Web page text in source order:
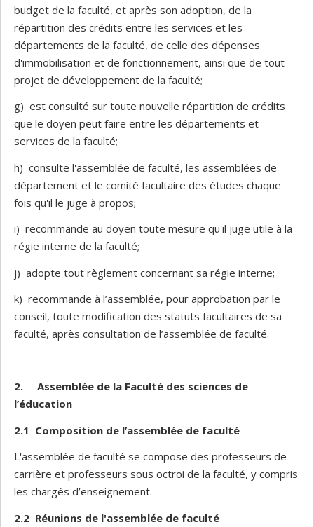
budget de la faculté, et après son adoption, de la
répartition des crédits entre les services et les
départements de la faculté, de celle des dépenses
d'immobilisation et de fonctionnement, ainsi que de tout
projet de développement de la faculté;
g) est consulté sur toute nouvelle répartition de crédits
que le doyen peut faire entre les départements et
services de la faculté;
h) consulte l'assemblée de faculté, les assemblées de
département et le comité facultaire des études chaque
fois qu'il le juge à propos;
i) recommande au doyen toute mesure qu'il juge utile à la
régie interne de la faculté;
j) adopte tout règlement concernant sa régie interne;
k) recommande à l’assemblée, pour approbation par le
conseil, toute modification des statuts facultaires de sa
faculté, après consultation de l’assemblée de faculté.
2. Assemblée de la Faculté des sciences de
l’éducation
2.1 Composition de l’assemblée de faculté
L'assemblée de faculté se compose des professeurs de
carrière et professeurs sous octroi de la faculté, y compris
les chargés d’enseignement.
2.2 Réunions de l'assemblée de faculté